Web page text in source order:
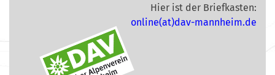
Hier ist der Briefkasten:
online(at)dav-mannheim.de